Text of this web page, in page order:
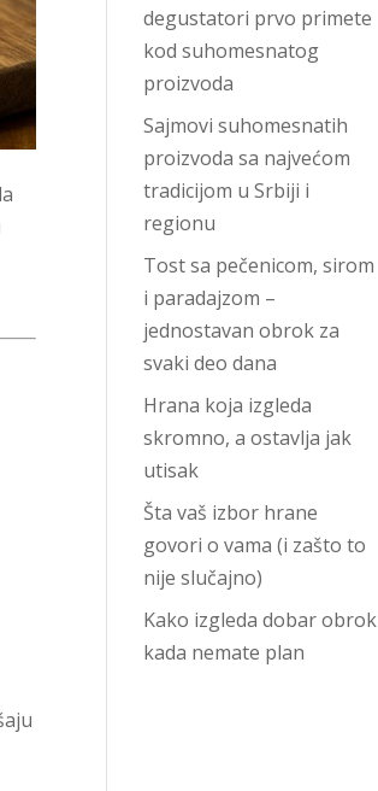
degustatori prvo primete
kod suhomesnatog
proizvoda
Sajmovi suhomesnatih
proizvoda sa najvećom
tradicijom u Srbiji i
regionu
Tost sa pečenicom, sirom
i paradajzom –
jednostavan obrok za
svaki deo dana
Hrana koja izgleda
skromno, a ostavlja jak
utisak
Šta vaš izbor hrane
govori o vama (i zašto to
nije slučajno)
Kako izgleda dobar obrok
kada nemate plan